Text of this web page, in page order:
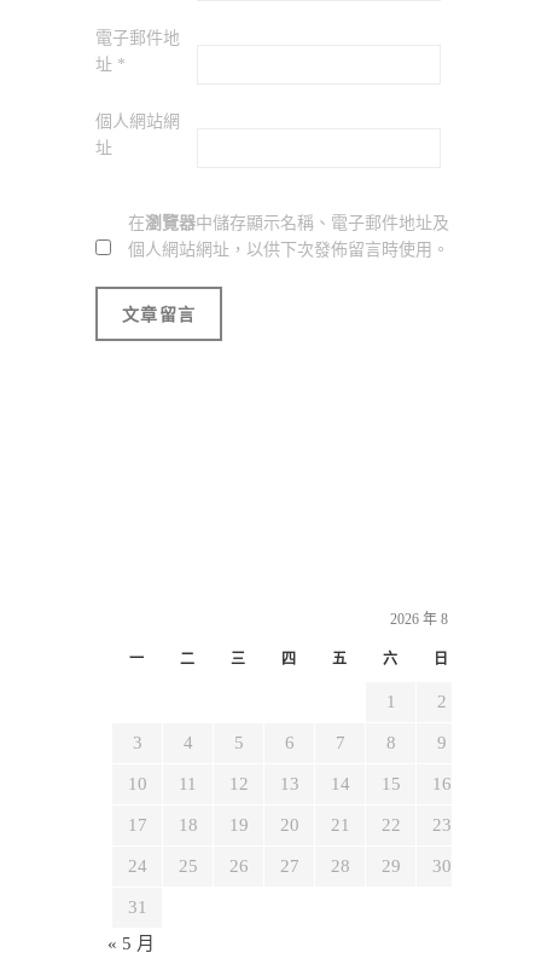
電子郵件地
址 *
個人網站網
址
在瀏覽器中儲存顯示名稱、電子郵件地址及
個人網站網址，以供下次發佈留言時使用。
2026 年 8 月
一 二 三 四 五 六 日
1 2
3 4 5 6 7 8 9
10 11 12 13 14 15 16
17 18 19 20 21 22 23
24 25 26 27 28 29 30
31
« 5 月